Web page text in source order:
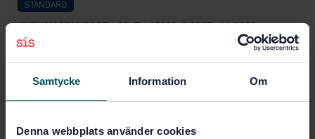
Samtycke Information Om
Denna webbplats använder cookies
STANDARD
SVENSK STANDARD· SS-EN 15182-2:2007+A1:2009
Handhållna strålrör för bruk inom räddningstjänsten -
Del 2: Kombinationsstrålrör PN 16